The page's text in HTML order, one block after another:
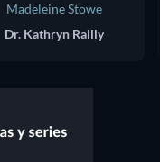
Madeleine Stowe
Dr. Kathryn Railly